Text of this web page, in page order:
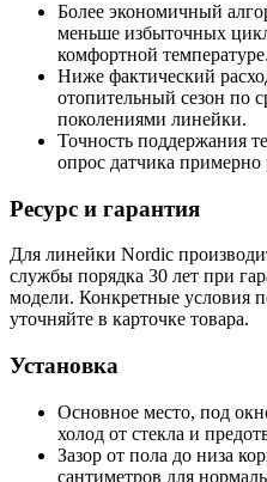
Более экономичный
меньше избыточных
комфортной температуре.
Ниже фактический
отопительный сезон по
поколениями линейки.
Точность поддержания
опрос датчика примерно
Ресурс и гарантия
Для линейки Nordic
службы порядка 30 лет при
модели. Конкретные условия
уточняйте в карточке товара.
Установка
Основное место, под
холод от стекла и
Зазор от пола до низа
сантиметров для